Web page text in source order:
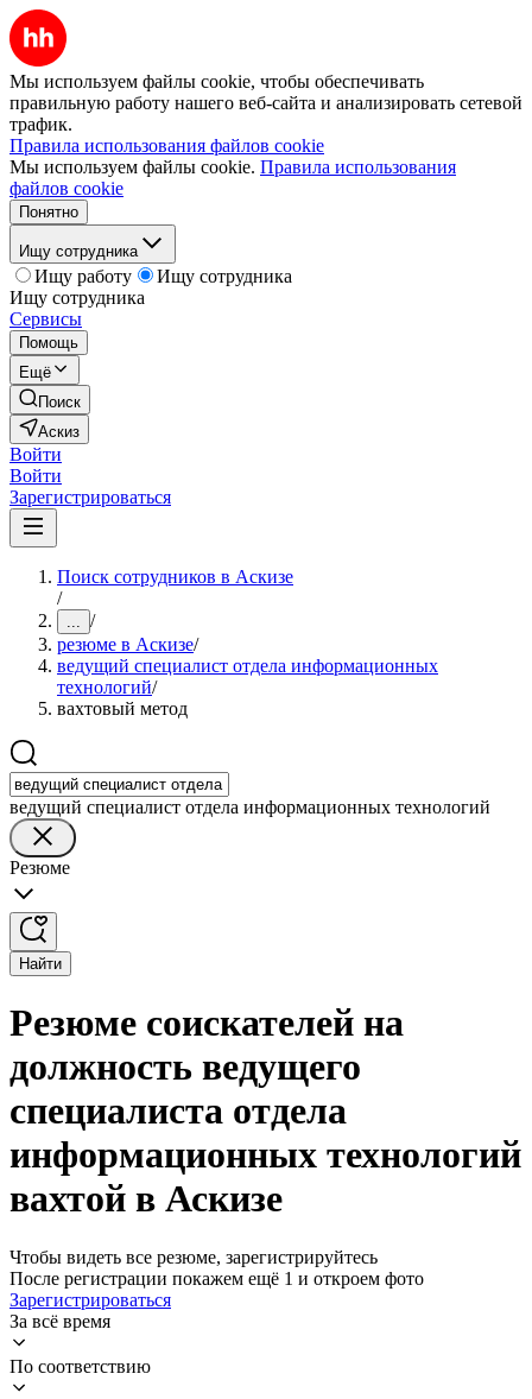
Мы используем файлы cookie, чтобы обеспечивать
правильную работу нашего веб-сайта и анализировать сетевой
трафик.
Правила использования файлов cookie
Мы используем файлы cookie. Правила использования
файлов cookie
Понятно
Ищу сотрудника
Ищу работу
Ищу сотрудника
Ищу сотрудника
Сервисы
Помощь
Ещё
Поиск
Аскиз
Войти
Войти
Зарегистрироваться
Поиск сотрудников в Аскизе
/
... /
резюме в Аскизе/
ведущий специалист отдела информационных
технологий/
вахтовый метод
ведущий специалист отдела информационных технологий
Резюме
Найти
Резюме соискателей на
должность ведущего
специалиста отдела
информационных технологий
вахтой в Аскизе
Чтобы видеть все резюме, зарегистрируйтесь
После регистрации покажем ещё 1 и откроем фото
Зарегистрироваться
За всё время
По соответствию